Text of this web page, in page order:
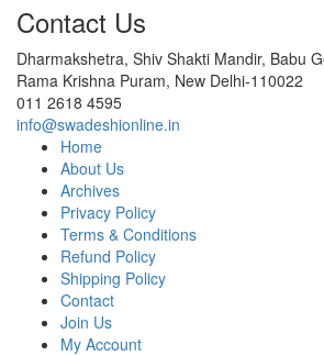
Contact Us
Dharmakshetra, Shiv Shakti Mandir, Babu
Rama Krishna Puram, New Delhi-110022
011 2618 4595
info@swadeshionline.in
Home
About Us
Archives
Privacy Policy
Terms & Conditions
Refund Policy
Shipping Policy
Contact
Join Us
My Account